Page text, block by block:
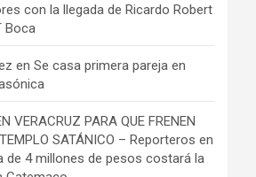
con la llegada de Ricardo Robert
Boca
enSe casa primera pareja en
VERACRUZ PARA QUE FRENEN
SATÁNICO – Reporteros en
de 4 millones de pesos costará la